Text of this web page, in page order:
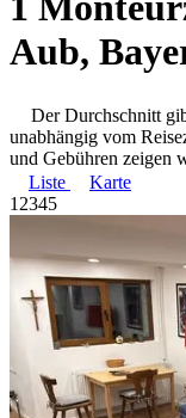
Aub,
Der Durchschnitt
unabhängig vom
und Gebühren zeigen
Liste
Karte
1 2345